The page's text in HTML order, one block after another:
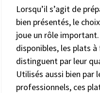
Lorsqu’il s’agit de
bien présentés, le
joue un rôle
disponibles, les plats
distinguent par leur
Utilisés aussi bien par
professionnels, ces